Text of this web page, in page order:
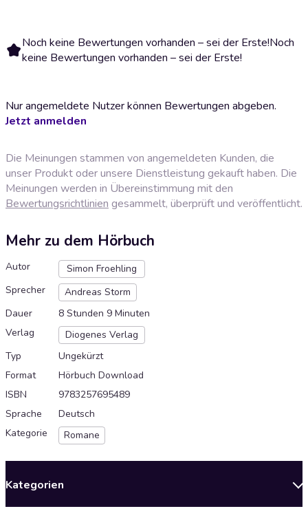
Noch keine Bewertungen vorhanden – sei der Erste!Noch
keine Bewertungen vorhanden – sei der Erste!
Nur angemeldete Nutzer können Bewertungen abgeben.
Jetzt anmelden
Die Meinungen stammen von angemeldeten Kunden, die
unser Produkt oder unsere Dienstleistung gekauft haben. Die
Meinungen werden in Übereinstimmung mit den
Bewertungsrichtlinien gesammelt, überprüft und veröffentlicht.
Mehr zu dem Hörbuch
Autor
Simon Froehling
Sprecher
Andreas Storm
Dauer
8 Stunden 9 Minuten
Verlag
Diogenes Verlag
Typ
Ungekürzt
Format
Hörbuch Download
ISBN
9783257695489
Sprache
Deutsch
Kategorie
Romane
Kategorien